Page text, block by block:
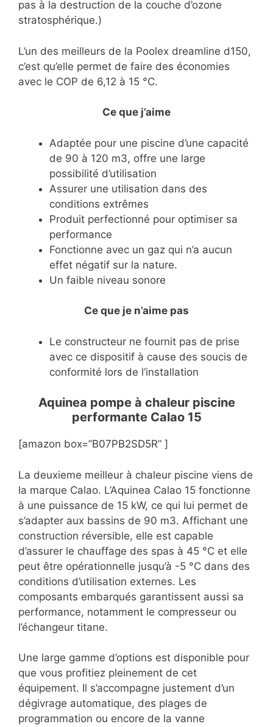
pas à la destruction de la couche d’ozone
stratosphérique.)
L’un des meilleurs de la Poolex dreamline d150,
c’est qu’elle permet de faire des économies
avec le COP de 6,12 à 15 °C.
Ce que j’aime
Adaptée pour une piscine d’une capacité
de 90 à 120 m3, offre une large
possibilité d’utilisation
Assurer une utilisation dans des
conditions extrêmes
Produit perfectionné pour optimiser sa
performance
Fonctionne avec un gaz qui n’a aucun
effet négatif sur la nature.
Un faible niveau sonore
Ce que je n’aime pas
Le constructeur ne fournit pas de prise
avec ce dispositif à cause des soucis de
conformité lors de l’installation
Aquinea pompe à chaleur piscine
performante Calao 15
[amazon box=”B07PB2SD5R” ]
La deuxieme meilleur à chaleur piscine viens de
la marque Calao. L’Aquinea Calao 15 fonctionne
à une puissance de 15 kW, ce qui lui permet de
s’adapter aux bassins de 90 m3. Affichant une
construction réversible, elle est capable
d’assurer le chauffage des spas à 45 °C et elle
peut être opérationnelle jusqu’à -5 °C dans des
conditions d’utilisation externes. Les
composants embarqués garantissent aussi sa
performance, notamment le compresseur ou
l’échangeur titane.
Une large gamme d’options est disponible pour
que vous profitiez pleinement de cet
équipement. Il s’accompagne justement d’un
dégivrage automatique, des plages de
programmation ou encore de la vanne